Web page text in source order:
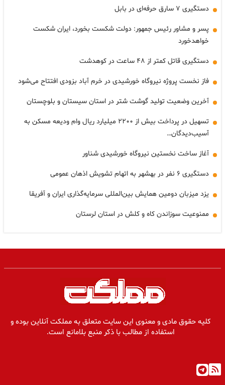
دستگیری ۷ سارق حرفه‌ای در بابل
پسر و مشاور رئیس جمهور: دولت شکست بخورد، ایران شکست
خواهدخورد
دستگیری قاتل کمتر از ۴۸ ساعت در کوهدشت
فاز نخست پروژه نیروگاه خورشیدی در خرم آباد بزودی افتتاح می‌شود
آخرین وضعیت تولید گوشت شتر در استان سیستان و بلوچستان
تسهیل در پرداخت بیش از ۲۲۰۰ میلیارد ریال وام ودیعه مسکن به
آسیب‌دیدگان…
آغاز ساخت نخستین نیروگاه خورشیدی شناور
دستگیری ۶ نفر در بهشهر به اتهام تشویش اذهان عمومی
یزد میزبان دومین همایش بین‌المللی سرمایه‌گذاری ایران و آفریقا
ممنوعیت سوزاندن کاه و کلش در استان لرستان
کلیه حقوق مادی و معنوی این سایت متعلق به مملکت آنلاین بوده و
استفاده از مطالب با ذکر منبع بلامانع است.